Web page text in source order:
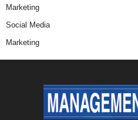
Marketing
Social Media
Marketing